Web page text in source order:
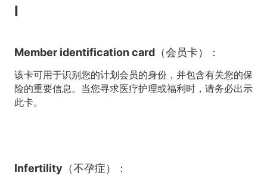
I
Member identification card（会员卡）：
该卡可用于识别您的计划会员的身份，并包含有关您的保
险的重要信息。当您寻求医疗护理或福利时，请务必出示
此卡。
Infertility（不孕症）：